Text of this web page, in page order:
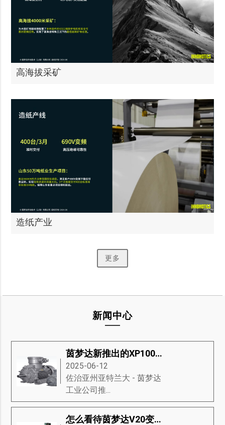
高海拔采矿
造纸产业
更多
新闻中心
茵梦达新推出的XP100防爆电机
2025-06-12
​佐治亚州亚特兰大 - 茵梦达
工业公司推...
怎么看待茵梦达V20变频器的市场趋势